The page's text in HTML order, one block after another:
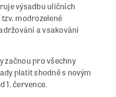
výsadbu uličních
modrozelené
a vsakování
začnou pro všechny
platit shodně s novým
1. července.